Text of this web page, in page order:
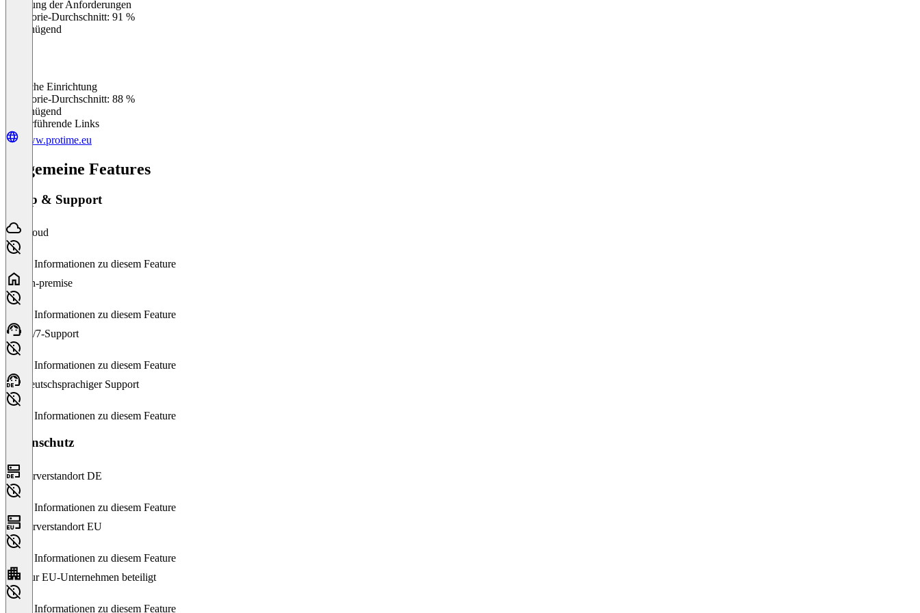
Erfüllung der Anforderungen
Kategorie-Durchschnitt: 91 %
Ungenügend
Einfache Einrichtung
Kategorie-Durchschnitt: 88 %
Ungenügend
Weiterführende Links
www.protime.eu
Allgemeine Features
Setup & Support
Cloud
Keine Informationen zu diesem Feature
On-premise
Keine Informationen zu diesem Feature
24/7-Support
Keine Informationen zu diesem Feature
Deutschsprachiger Support
Keine Informationen zu diesem Feature
Datenschutz
Serverstandort DE
Keine Informationen zu diesem Feature
Serverstandort EU
Keine Informationen zu diesem Feature
Nur EU-Unternehmen beteiligt
Keine Informationen zu diesem Feature